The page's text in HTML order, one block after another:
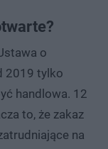
o
2019 tylko
handlowa. 12
to, że zakaz
na